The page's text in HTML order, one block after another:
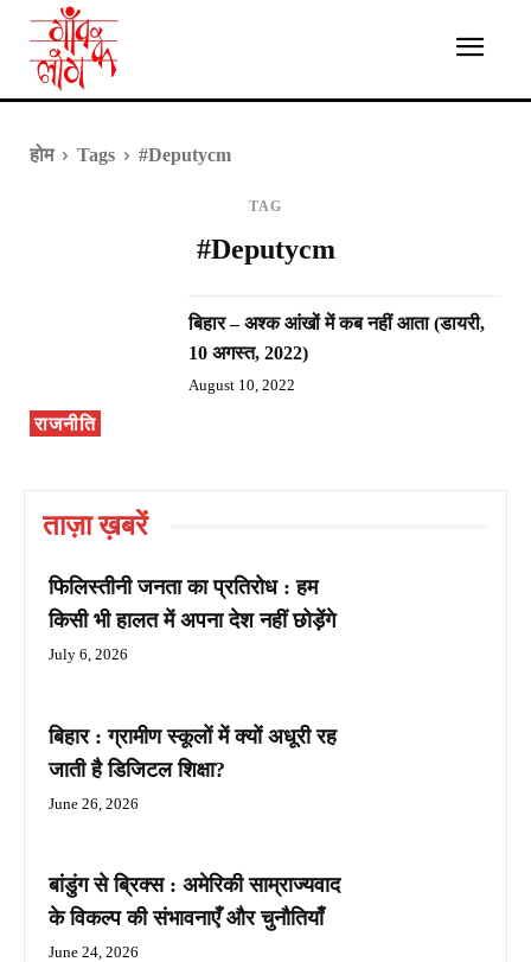
होम Tags #Deputycm
TAG
#Deputycm
राजनीति
बिहार – अश्क आंखों में कब नहीं आता (डायरी,
10 अगस्त, 2022)
August 10, 2022
ताज़ा ख़बरें
फिलिस्तीनी जनता का प्रतिरोध : हम
किसी भी हालत में अपना देश नहीं छोड़ेंगे
July 6, 2026
बिहार : ग्रामीण स्कूलों में क्यों अधूरी रह
जाती है डिजिटल शिक्षा?
June 26, 2026
बांडुंग से ब्रिक्स : अमेरिकी साम्राज्यवाद
के विकल्प की संभावनाएँ और चुनौतियाँ
June 24, 2026